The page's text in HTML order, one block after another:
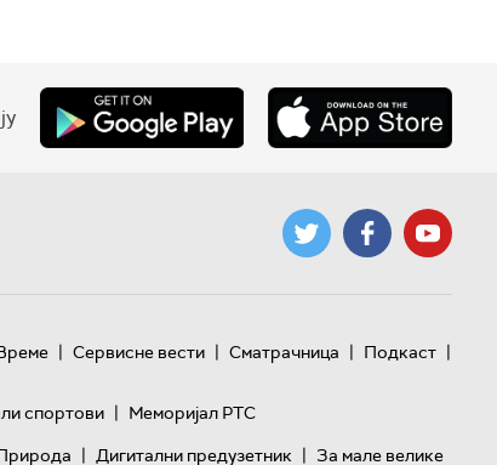
| Сервисне вести | Сматрачница | Подкаст |
спортови | Меморијал РТС
| Дигитални предузетник | За мале велике